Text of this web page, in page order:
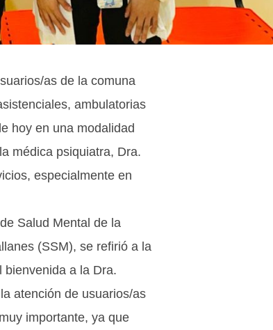
as de la comuna
ambulatorias
hoy en una modalidad
médica psiquiatra, Dra.
especialmente en
Salud Mental de la
(SSM), se refirió a la
bienvenida a la Dra.
atención de usuarios/as
importante, ya que